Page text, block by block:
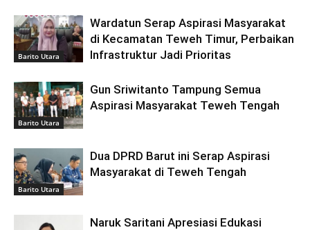
Barito Utara
Wardatun Serap Aspirasi Masyarakat
di Kecamatan Teweh Timur, Perbaikan
Infrastruktur Jadi Prioritas
Barito Utara
Gun Sriwitanto Tampung Semua
Aspirasi Masyarakat Teweh Tengah
Barito Utara
Dua DPRD Barut ini Serap Aspirasi
Masyarakat di Teweh Tengah
Naruk Saritani Apresiasi Edukasi